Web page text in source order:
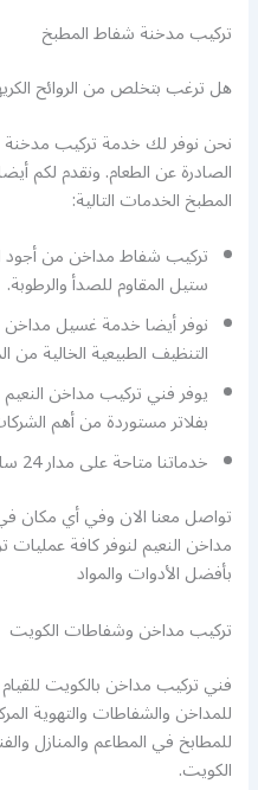
تركيب مدخنة شفاط المطبخ
هل ترغب بتخلص من الروائح
نحن نوفر لك خدمة تركيب
الصادرة عن الطعام. ونقدم لكم
المطبخ الخدمات التالية:
تركيب شفاط مداخن من
ستيل المقاوم للصدأ والرطوبة.
نوفر أيضا خدمة غسيل
التنظيف الطبيعية الخالية من
يوفر فني تركيب مداخن
بفلاتر مستوردة من أهم الشركات
خدماتنا متاحة على مدار 24 ساعة ونعمل بنظام دوريات مرن.
تواصل معنا الان وفي أي مكان
مداخن النعيم لنوفر كافة
بأفضل الأدوات والمواد
تركيب مداخن وشفاطات الكويت
فني تركيب مداخن بالكويت
للمداخن والشفاطات والتهوية
للمطابخ في المطاعم والمنازل
الكويت.